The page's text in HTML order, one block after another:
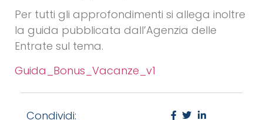
Per tutti gli approfondimenti si allega inoltre
la guida pubblicata dall’Agenzia delle
Entrate sul tema.
Guida_Bonus_Vacanze_v1
Condividi: